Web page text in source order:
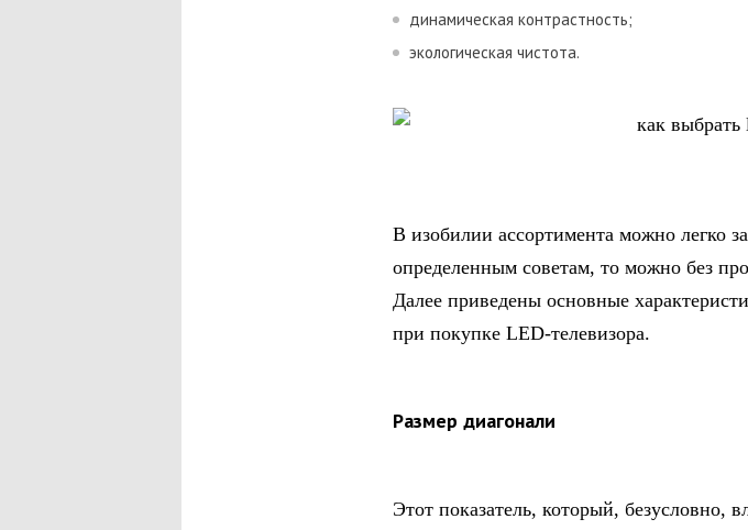
динамическая контрастность;
экологическая чистота.
В изобилии ассортимента можно легко
определенным советам, то можно без
Далее приведены основные
при покупке LED-телевизора.
Размер диагонали
Этот показатель, который, безусловно,